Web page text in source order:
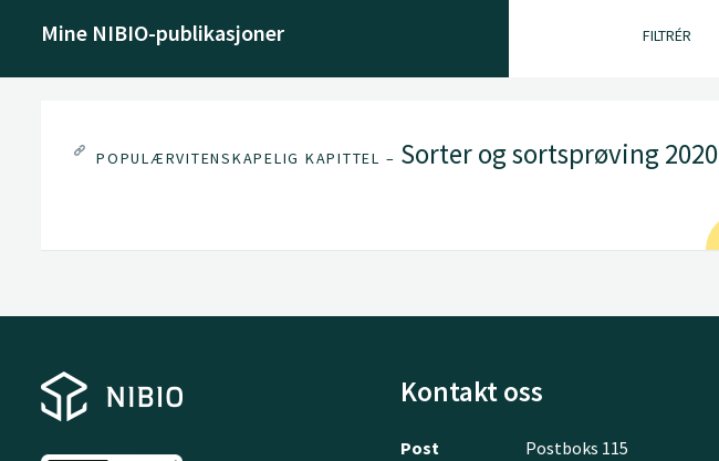
Mine NIBIO-publikasjoner FILTRÉR
POPULÆRVITENSKAPELIG KAPITTEL – Sorter og sortsprøving 2020
Kontakt oss
Post Postboks 115